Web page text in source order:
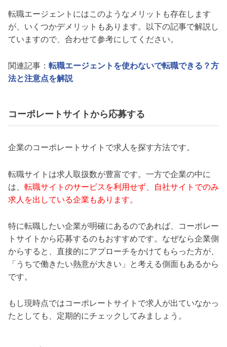
転職エージェントにはこのようなメリットも存在します
が、いくつかデメリットもあります。以下の記事で解説し
ていますので、合わせて参考にしてください。
関連記事： 転職エージェントを使わないで転職できる？方
法と注意点を解説
コーポレートサイトから応募する
企業のコーポレートサイトで求人を探す方法です。
転職サイトは求人取扱数が豊富です。一方で企業の中に
は、 転職サイトのサービスを利用せず、自社サイトでのみ
求人を出している企業もあります。
特に転職したい企業が明確にあるのであれば、コーポレー
トサイトから応募するのもおすすめです。なぜなら企業側
からすると、直接的にアプローチをかけてもらった方が、
「うちで働きたい熱意が大きい」と考える側面もあるから
です。
もし現時点ではコーポレートサイトで求人が出ていなかっ
たとしても、定期的にチェックしてみましょう。